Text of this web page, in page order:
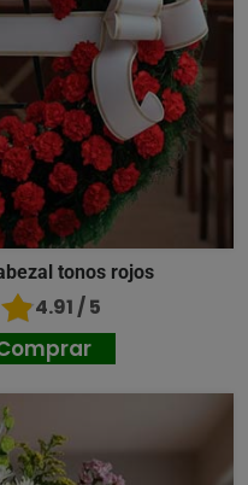
tonos rojos
4.91 / 5